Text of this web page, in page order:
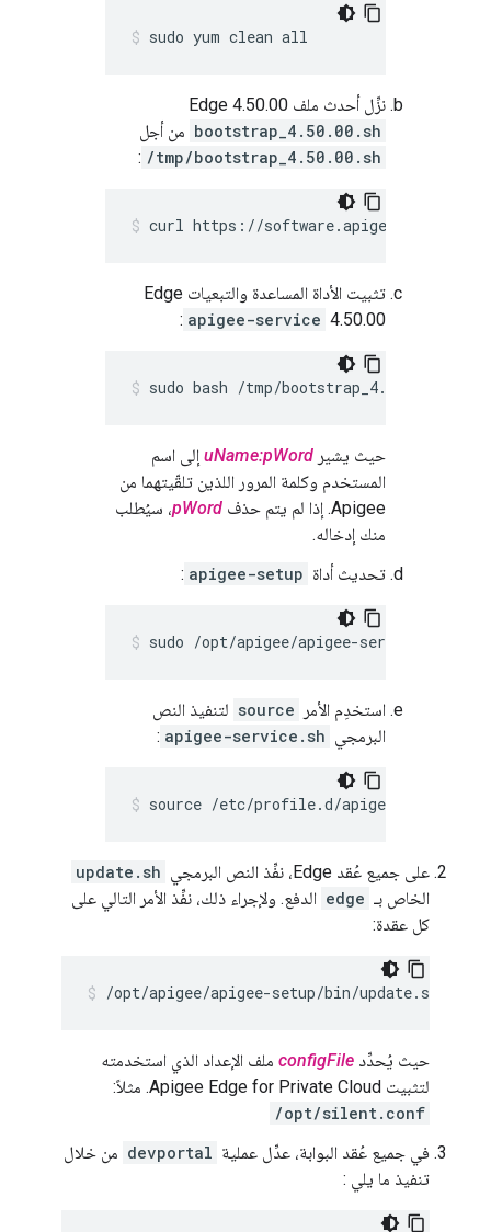
sudo yum clean all
نزِّل أحدث ملف Edge 4.50.00
bootstrap_4.50.00.sh من أجل
/tmp/bootstrap_4.50.00.sh
:
curl https://software.apigee.com/
تثبيت الأداة المساعدة والتبعيات Edge
4.50.00
apigee-service
:
sudo bash /tmp/bootstrap_4.50.00.sh
حيث يشير uName:pWord إلى اسم
المستخدم وكلمة المرور اللذين تلقّيتهما من
Apigee. إذا لم يتم حذف
pWord، سيُطلب
منك إدخاله.
تحديث أداة apigee-setup
:
sudo /opt/apigee/apigee-service/bin/
استخدِم الأمر source لتنفيذ النص
البرمجي apigee-service.sh
:
source /etc/profile.d/apigee-service.sh
على جميع عُقد Edge، نفِّذ النص البرمجي
update.sh
الخاص بـ edge الدفع. ولإجراء ذلك، نفِّذ الأمر التالي على
كل عقدة:
/opt/apigee/apigee-setup/bin/update.sh -c
حيث يُحدِّد configFile ملف الإعداد الذي استخدمته
لتثبيت Apigee Edge for Private Cloud. مثلاً:
/opt/silent.conf
في جميع عُقد البوابة، عدِّل عملية devportal من خلال
تنفيذ ما يلي :